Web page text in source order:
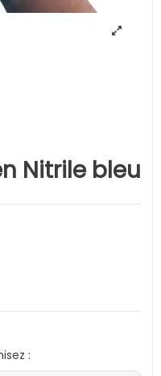
Nitrile bleu
: